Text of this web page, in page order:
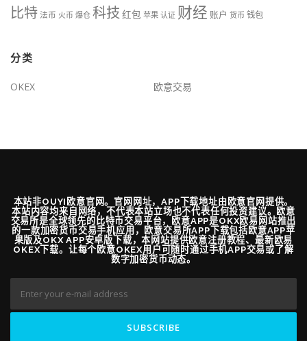
比特法币 火币 爆仓 科技 红包 苹果 认证 财经 账户 货币 钱包
分类
OKEX 欧意交易
本站非OUYI欧意官网。官网网址，APP下载地址由欧意官网提供。
本站内容均来自网络，不代表本站立场也不代表任何投资建议。欧意
交易所是全球领先的比特币交易平台，欧意APP是OKX欧易网站推出
的一款加密货币交易手机应用，欧意交易所APP下载包括欧意APP苹
果版及OKX APP安卓版下载，本网站提供欧意注册教程、最新欧易
OKEX下载。让每个欧意OKEX用户可随时通过手机APP交易或了解
数字加密货币动态。